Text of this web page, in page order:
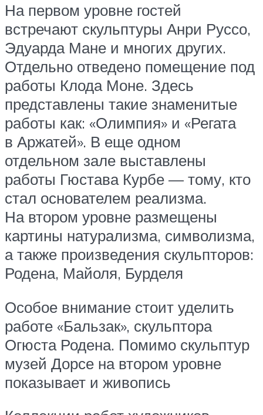
На первом уровне гостей
встречают скульптуры Анри Руссо,
Эдуарда Мане и многих других.
Отдельно отведено помещение под
работы Клода Моне. Здесь
представлены такие знаменитые
работы как: «Олимпия» и «Регата
в Аржатей». В еще одном
отдельном зале выставлены
работы Гюстава Курбе — тому, кто
стал основателем реализма.
На втором уровне размещены
картины натурализма, символизма,
а также произведения скульпторов:
Родена, Майоля, Бурделя
Особое внимание стоит уделить
работе «Бальзак», скульптора
Огюста Родена. Помимо скульптур
музей Дорсе на втором уровне
показывает и живопись